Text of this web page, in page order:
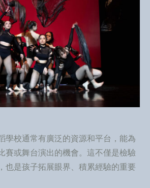
學校通常有廣泛的資源和平台，能為
賽或舞台演出的機會。這不僅是檢驗
也是孩子拓展眼界、積累經驗的重要